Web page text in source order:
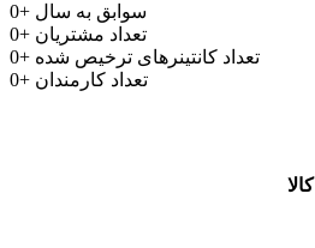
0+ سوابق به سال
0+ تعداد مشتریان
0+ تعداد کانتینرهای ترخیص شده
0+ تعداد کارمندان